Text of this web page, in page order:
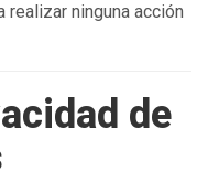
realizar ninguna acción
de